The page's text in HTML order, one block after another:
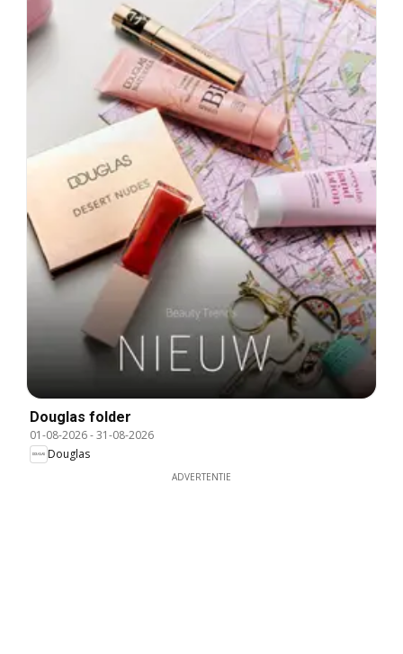
Douglas folder
01-08-2026-31-08-2026
Douglas
ADVERTENTIE